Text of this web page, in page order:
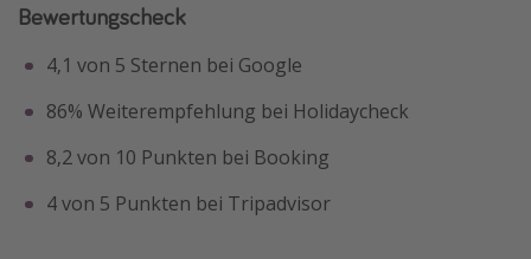
Bewertungscheck
4,1 von 5 Sternen bei Google
86% Weiterempfehlung bei Holidaycheck
8,2 von 10 Punkten bei Booking
4 von 5 Punkten bei Tripadvisor